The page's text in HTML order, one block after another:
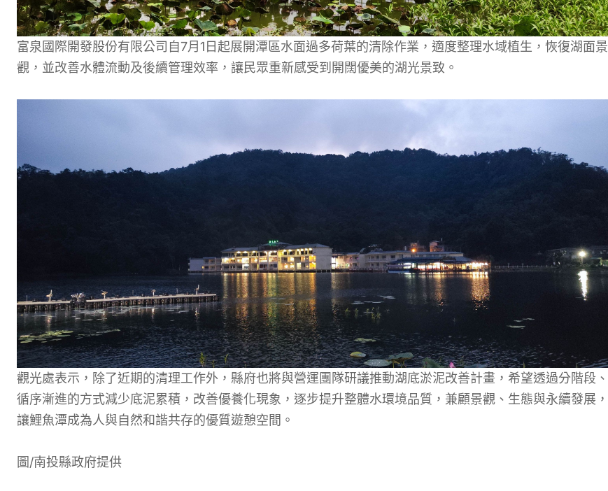
富泉國際開發股份有限公司自7月1日起展開潭區水面過多荷葉的清除作業，適度整理水域植生，恢復湖面景
觀，並改善水體流動及後續管理效率，讓民眾重新感受到開闊優美的湖光景致。
觀光處表示，除了近期的清理工作外，縣府也將與營運團隊研議推動湖底淤泥改善計畫，希望透過分階段、
循序漸進的方式減少底泥累積，改善優養化現象，逐步提升整體水環境品質，兼顧景觀、生態與永續發展，
讓鯉魚潭成為人與自然和諧共存的優質遊憩空間。
圖/南投縣政府提供